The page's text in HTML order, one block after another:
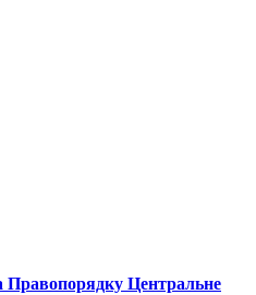
Правопорядку Центральне